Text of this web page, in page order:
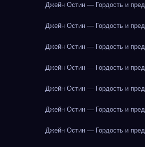
Джейн Остин — Гордость и
Джейн Остин — Гордость и
Джейн Остин — Гордость и
Джейн Остин — Гордость и
Джейн Остин — Гордость и
Джейн Остин — Гордость и
Джейн Остин — Гордость и